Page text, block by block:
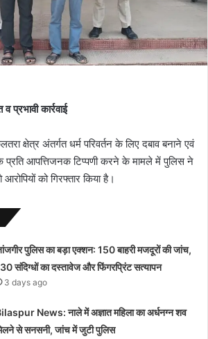
प्रभावी कार्रवाई
क्षेत्र अंतर्गत धर्म परिवर्तन के लिए दबाव बनाने एवं
प्रति आपत्तिजनक टिप्पणी करने के मामले में पुलिस ने
आरोपियों को गिरफ्तार किया है।
पुलिस का बड़ा एक्शन: 150 बाहरी मजदूरों की जांच,
संदिग्धों का दस्तावेज और फिंगरप्रिंट सत्यापन
3 days ago
News: नाले में अज्ञात महिला का अर्धनग्न शव
से सनसनी, जांच में जुटी पुलिस